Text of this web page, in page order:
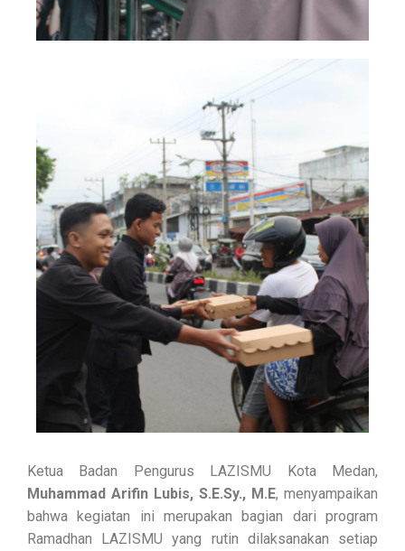
Ketua Badan Pengurus LAZISMU Kota Medan,
Muhammad Arifin Lubis, S.E.Sy., M.E, menyampaikan
bahwa kegiatan ini merupakan bagian dari program
Ramadhan LAZISMU yang rutin dilaksanakan setiap